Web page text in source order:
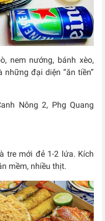
nem nướng, bánh xèo,
đại diện “ăn tiền”
Nông 2, Phg Quang
tre mới đẻ 1-2 lứa. Kích
mềm, nhiều thịt.